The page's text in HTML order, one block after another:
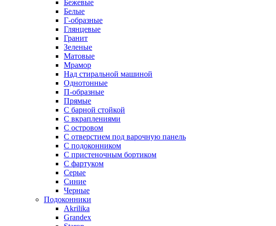
Бежевые
Белые
Г-образные
Глянцевые
Гранит
Зеленые
Матовые
Мрамор
Над стиральной машиной
Однотонные
П-образные
Прямые
С барной стойкой
С вкраплениями
С островом
С отверстием под варочную панель
С подоконником
С пристеночным бортиком
С фартуком
Серые
Синие
Черные
Подоконники
Akrilika
Grandex